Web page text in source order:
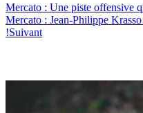
Mercato : Une piste offensive
Mercato : Jean-Philippe
!Suivant